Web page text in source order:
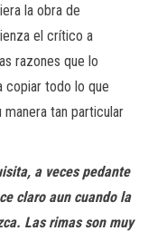
la obra de
el crítico a
razones que lo
copiar todo lo que
tan particular
a veces pedante
claro aun cuando la
Las rimas son muy